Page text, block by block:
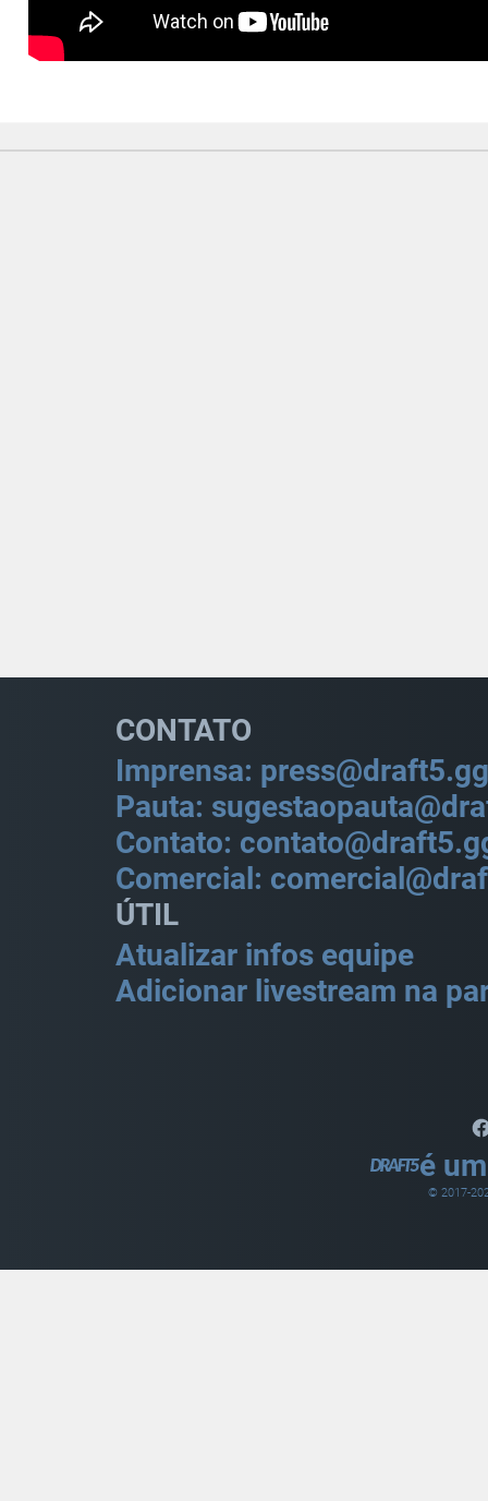
CONTATO
Imprensa: press@draft5.gg
Pauta:
Contato:
Comercial:
ÚTIL
Atualizar infos equipe
Adicionar livestream na
é
© 2017-